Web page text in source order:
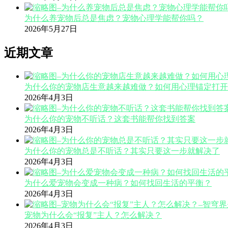
为什么养宠物后总是焦虑？宠物心理学能帮你吗？
2026年5月27日
近期文章
为什么你的宠物店生意越来越难做？如何用心理锚定打
2026年4月3日
为什么你的宠物不听话？这套书能帮你找到答案
2026年4月3日
为什么你的宠物总是不听话？其实只要这一步就解决了
2026年4月3日
为什么爱宠物会变成一种病？如何找回生活的平衡？
2026年4月3日
宠物为什么会“报复”主人？怎么解决？
2026年4月3日